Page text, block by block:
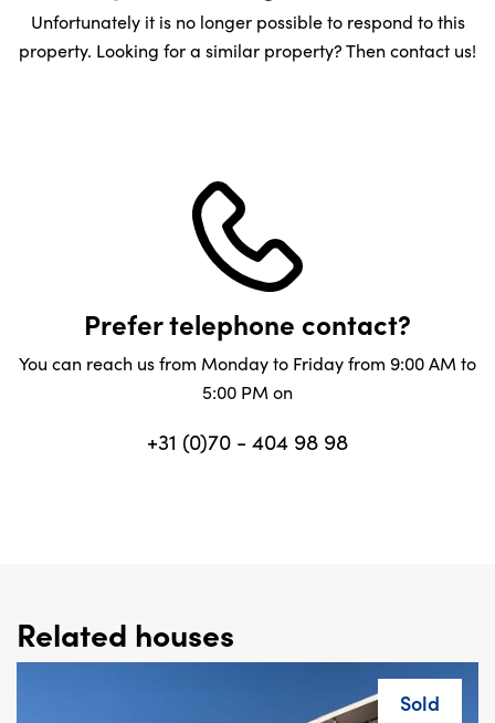
Unfortunately it is no longer possible to respond to this
property. Looking for a similar property? Then contact us!
Prefer telephone contact?
You can reach us from Monday to Friday from 9:00 AM to
5:00 PM on
+31 (0)70 - 404 98 98
Related houses
Sold